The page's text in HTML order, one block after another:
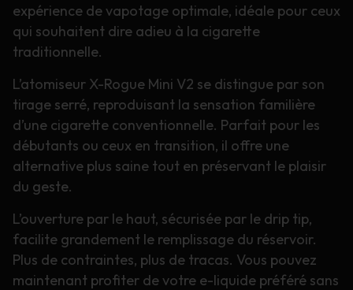
expérience de vapotage optimale, idéale pour ceux
qui souhaitent dire adieu à la cigarette
traditionnelle.
L’atomiseur X-Rogue Mini V2 se distingue par son
tirage serré, reproduisant la sensation familière
d’une cigarette conventionnelle. Parfait pour les
débutants ou ceux en transition, il offre une
alternative plus saine tout en préservant le plaisir
du geste.
L’ouverture par le haut, sécurisée par le drip tip,
facilite grandement le remplissage du réservoir.
Plus de contraintes, plus de tracas. Vous pouvez
maintenant profiter de votre e-liquide préféré sans